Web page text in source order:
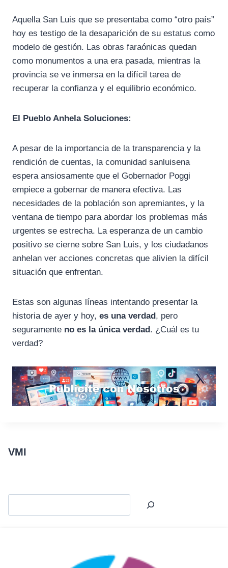
Aquella San Luis que se presentaba como “otro país”
hoy es testigo de la desaparición de su estatus como
modelo de gestión. Las obras faraónicas quedan
como monumentos a una era pasada, mientras la
provincia se ve inmersa en la difícil tarea de
recuperar la confianza y el equilibrio económico.
El Pueblo Anhela Soluciones:
A pesar de la importancia de la transparencia y la
rendición de cuentas, la comunidad sanluisena
espera ansiosamente que el Gobernador Poggi
empiece a gobernar de manera efectiva. Las
necesidades de la población son apremiantes, y la
ventana de tiempo para abordar los problemas más
urgentes se estrecha. La esperanza de un cambio
positivo se cierne sobre San Luis, y los ciudadanos
anhelan ver acciones concretas que alivien la difícil
situación que enfrentan.
Estas son algunas líneas intentando presentar la
historia de ayer y hoy, es una verdad, pero
seguramente no es la única verdad. ¿Cuál es tu
verdad?
VMI